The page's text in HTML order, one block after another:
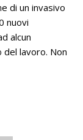
di un invasivo
nuovi
alcun
lavoro. Non